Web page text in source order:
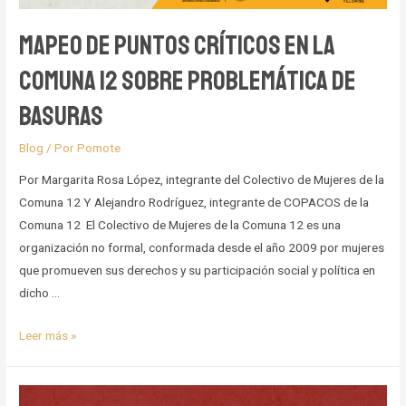
Mapeo de puntos críticos en la
Comuna 12 sobre problemática de
basuras
Blog / PorPomote
Por Margarita Rosa López, integrante del Colectivo de Mujeres de la
Comuna 12 Y Alejandro Rodríguez, integrante de COPACOS de la
Comuna 12 El Colectivo de Mujeres de la Comuna 12 es una
organización no formal, conformada desde el año 2009 por mujeres
que promueven sus derechos y su participación social y política en
dicho …
Mapeo
Leer más »